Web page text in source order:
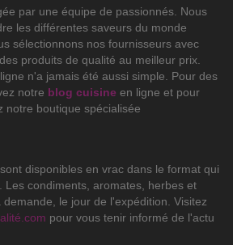
par une équipe de passionnés. Nous
les différentes saveurs du monde
sélectionnons nos fournisseurs avec
produits de qualité au meilleur prix.
n'a jamais été aussi simple. Pour des
notre blog cuisine en ligne et pour
notre boutique spécialisée
disponibles en vrac dans le format qui
Les condiments, aromates, herbes et
le jour de l'expédition. Visitez
pour vous tenir informé de l'actu